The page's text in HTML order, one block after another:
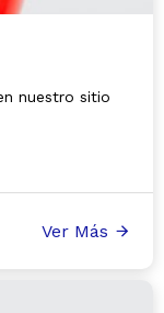
nuestro sitio
Ver Más